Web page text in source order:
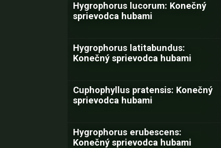
Hygrophorus lucorum: Konečný
sprievodca hubami
Hygrophorus latitabundus:
Konečný sprievodca hubami
Cuphophyllus pratensis: Konečný
sprievodca hubami
Hygrophorus erubescens:
Konečný sprievodca hubami